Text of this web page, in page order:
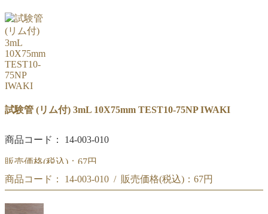
試験管 (リム付) 3mL 10X75mm TEST10-75NP IWAKI
商品コード： 14-003-010
販売価格(税込)： 67円
IWAKI 試験管 3mL (リム付) 10X75mm TEST10-75NP
商品コード： 14-003-010 / 販売価格(税込)： 67円
IWAKI 試験管 3mL (リム付) 10X75mm TEST10-75NP